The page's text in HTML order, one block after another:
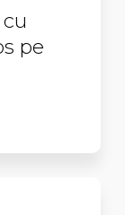
pe